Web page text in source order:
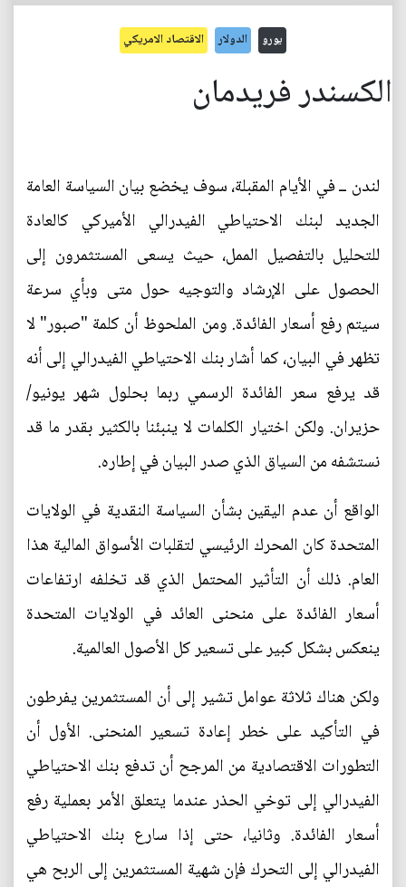
يورو الدولار الاقتصاد الامريكي
الكسندر فريدمان
لندن ــ في الأيام المقبلة، سوف يخضع بيان السياسة العامة
الجديد لبنك الاحتياطي الفيدرالي الأميركي كالعادة
للتحليل بالتفصيل الممل، حيث يسعى المستثمرون إلى
الحصول على الإرشاد والتوجيه حول متى وبأي سرعة
سيتم رفع أسعار الفائدة. ومن الملحوظ أن كلمة "صبور" لا
تظهر في البيان، كما أشار بنك الاحتياطي الفيدرالي إلى أنه
قد يرفع سعر الفائدة الرسمي ربما بحلول شهر يونيو/
حزيران. ولكن اختيار الكلمات لا ينبئنا بالكثير بقدر ما قد
نستشفه من السياق الذي صدر البيان في إطاره.
الواقع أن عدم اليقين بشأن السياسة النقدية في الولايات
المتحدة كان المحرك الرئيسي لتقلبات الأسواق المالية هذا
العام. ذلك أن التأثير المحتمل الذي قد تخلفه ارتفاعات
أسعار الفائدة على منحنى العائد في الولايات المتحدة
ينعكس بشكل كبير على تسعير كل الأصول العالمية.
ولكن هناك ثلاثة عوامل تشير إلى أن المستثمرين يفرطون
في التأكيد على خطر إعادة تسعير المنحنى. الأول أن
التطورات الاقتصادية من المرجح أن تدفع بنك الاحتياطي
الفيدرالي إلى توخي الحذر عندما يتعلق الأمر بعملية رفع
أسعار الفائدة. وثانيا، حتى إذا سارع بنك الاحتياطي
الفيدرالي إلى التحرك فإن شهية المستثمرين إلى الربح هي